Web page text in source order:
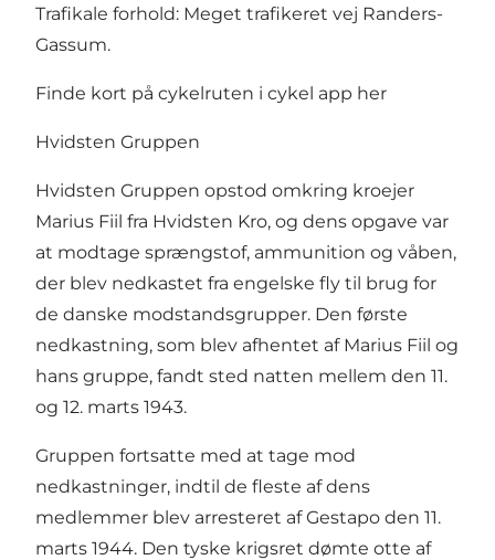
Trafikale forhold: Meget trafikeret vej Randers-
Gassum.
Finde kort på cykelruten i cykel app her
Hvidsten Gruppen
Hvidsten Gruppen opstod omkring kroejer
Marius Fiil fra Hvidsten Kro, og dens opgave var
at modtage sprængstof, ammunition og våben,
der blev nedkastet fra engelske fly til brug for
de danske modstandsgrupper. Den første
nedkastning, som blev afhentet af Marius Fiil og
hans gruppe, fandt sted natten mellem den 11.
og 12. marts 1943.
Gruppen fortsatte med at tage mod
nedkastninger, indtil de fleste af dens
medlemmer blev arresteret af Gestapo den 11.
marts 1944. Den tyske krigsret dømte otte af